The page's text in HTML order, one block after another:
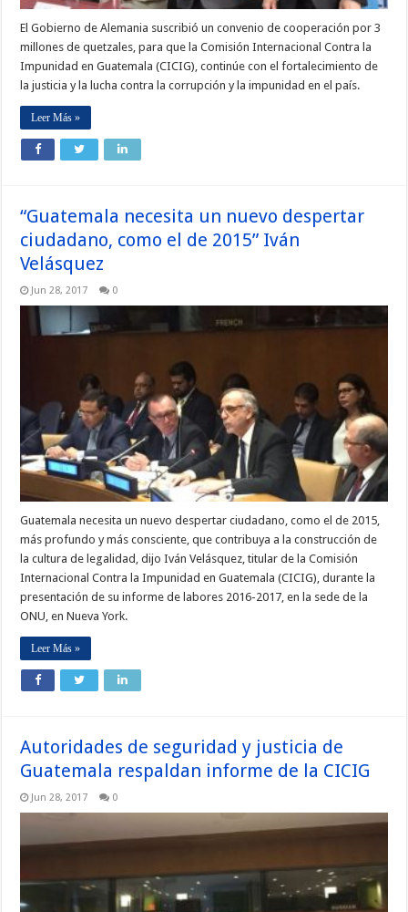
El Gobierno de Alemania suscribió un convenio de cooperación por 3
millones de quetzales, para que la Comisión Internacional Contra la
Impunidad en Guatemala (CICIG), continúe con el fortalecimiento de
la justicia y la lucha contra la corrupción y la impunidad en el país.
Leer Más »
“Guatemala necesita un nuevo despertar
ciudadano, como el de 2015” Iván
Velásquez
Jun 28, 2017 0
Guatemala necesita un nuevo despertar ciudadano, como el de 2015,
más profundo y más consciente, que contribuya a la construcción de
la cultura de legalidad, dijo Iván Velásquez, titular de la Comisión
Internacional Contra la Impunidad en Guatemala (CICIG), durante la
presentación de su informe de labores 2016-2017, en la sede de la
ONU, en Nueva York.
Leer Más »
Autoridades de seguridad y justicia de
Guatemala respaldan informe de la CICIG
Jun 28, 2017 0